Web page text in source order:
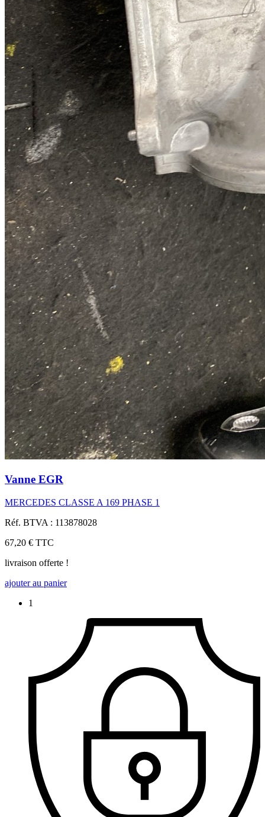
Vanne EGR
MERCEDES CLASSE A 169 PHASE 1
Réf. BTVA : 113878028
67,20 € TTC
livraison offerte !
ajouter au panier
1